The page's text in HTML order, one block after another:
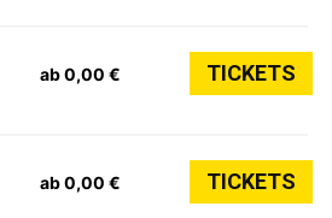
ab 0,00 € TICKETS
ab 0,00 € TICKETS